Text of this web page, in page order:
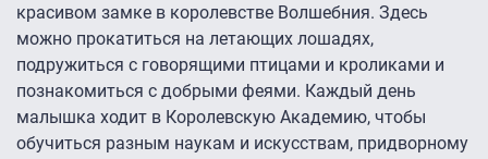
красивом замке в королевстве Волшебния. Здесь
можно прокатиться на летающих лошадях,
подружиться с говорящими птицами и кроликами и
познакомиться с добрыми феями. Каждый день
малышка ходит в Королевскую Академию, чтобы
обучиться разным наукам и искусствам, придворному